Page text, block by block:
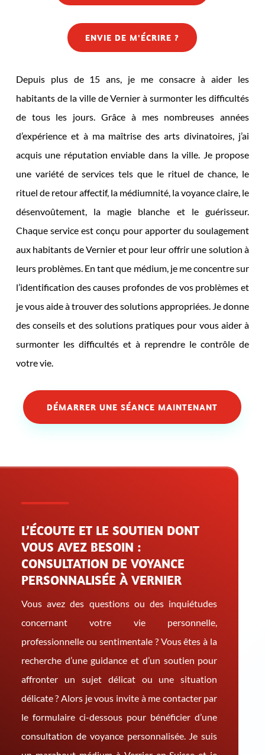
ENVIE DE M'ÉCRIRE ?
Depuis plus de 15 ans, je me consacre à aider les
habitants de la ville de Vernier à surmonter les difficultés
de tous les jours. Grâce à mes nombreuses années
d’expérience et à ma maîtrise des arts divinatoires, j’ai
acquis une réputation enviable dans la ville. Je propose
une variété de services tels que le rituel de chance, le
rituel de retour affectif, la médiumnité, la voyance claire, le
désenvoûtement, la magie blanche et le guérisseur.
Chaque service est conçu pour apporter du soulagement
aux habitants de Vernier et pour leur offrir une solution à
leurs problèmes. En tant que médium, je me concentre sur
l’identification des causes profondes de vos problèmes et
je vous aide à trouver des solutions appropriées. Je donne
des conseils et des solutions pratiques pour vous aider à
surmonter les difficultés et à reprendre le contrôle de
votre vie.
DÉMARRER UNE SÉANCE MAINTENANT
L’ÉCOUTE ET LE SOUTIEN DONT
VOUS AVEZ BESOIN :
CONSULTATION DE VOYANCE
PERSONNALISÉE À VERNIER
Vous avez des questions ou des inquiétudes
concernant votre vie personnelle,
professionnelle ou sentimentale ? Vous êtes à la
recherche d’une guidance et d’un soutien pour
affronter un sujet délicat ou une situation
délicate ? Alors je vous invite à me contacter par
le formulaire ci-dessous pour bénéficier d’une
consultation de voyance personnalisée. Je suis